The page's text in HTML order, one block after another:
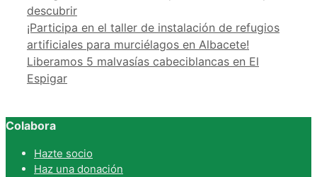
descubrir
¡Participa en el taller de instalación de refugios
artificiales para murciélagos en Albacete!
Liberamos 5 malvasías cabeciblancas en El
Espigar
Colabora
Hazte socio
Haz una donación